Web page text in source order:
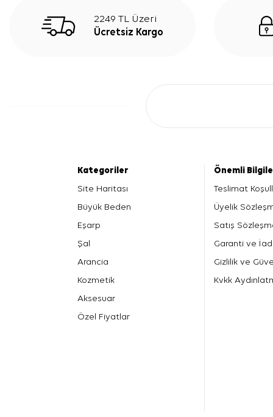
2249 TL Üzeri
Ücretsiz Kargo
Kategoriler
Site Haritası
Büyük Beden
Eşarp
Şal
Arancia
Kozmetik
Aksesuar
Özel Fiyatlar
Önemli
Teslimat
Üyelik
Satış
Garanti ve
Gizlilik ve
Kvkk